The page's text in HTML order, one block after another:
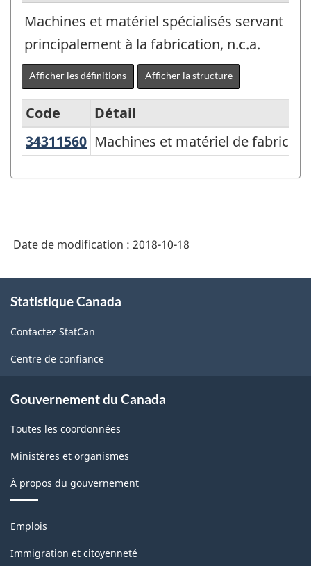
Machines et matériel spécialisés servant
principalement à la fabrication, n.c.a.
Afficher les définitions Afficher la structure
Variante
2017
1.0
-
Fabrication
et
forestière
de
la
Code
Détail
34311560 Machines et matériel de
Machines et matériel de
Date de modification : 2018-10-18
propos
ce
site
Statistique Canada
Contactez StatCan
Centre de confiance
Gouvernement du Canada
Toutes les coordonnées
Ministères et organismes
À propos du gouvernement
Thèmes
sujets
Emplois
Immigration et citoyenneté